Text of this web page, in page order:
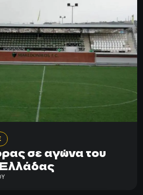
σε αγώνα του